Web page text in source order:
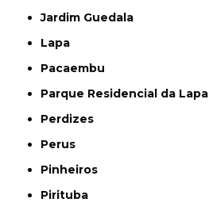
Jardim Guedala
Lapa
Pacaembu
Parque Residencial da Lapa
Perdizes
Perus
Pinheiros
Pirituba